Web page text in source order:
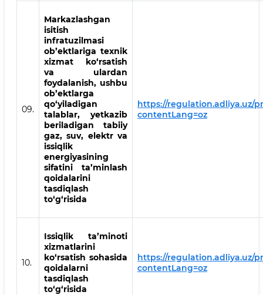
09.
Markazlashgan
isitish
infratuzilmasi
ob’ektlariga texnik
xizmat ko‘rsatish
va ulardan
foydalanish, ushbu
ob’ektlarga
qo‘yiladigan
talablar, yetkazib
beriladigan tabiiy
gaz, suv, elektr va
issiqlik
energiyasining
sifatini ta’minlash
qoidalarini
tasdiqlash
to‘g‘risida
https://regulation.adliya.uz/
contentLang=oz
10.
Issiqlik ta’minoti
xizmatlarini
ko‘rsatish sohasida
qoidalarni
tasdiqlash
to‘g‘risida
https://regulation.adliya.uz/
contentLang=oz